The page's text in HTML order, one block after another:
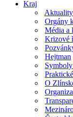
Kraj
Aktuality
Orgány
Média a
Krizové
Hejtman
O